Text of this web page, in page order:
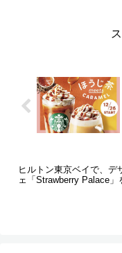
ヒルトン東京ベイで、デ
ェ「Strawberry Palace」